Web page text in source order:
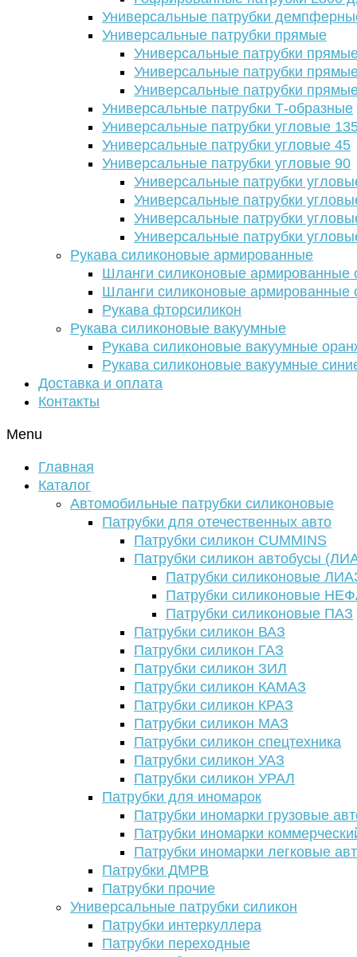
Универсальные патрубки
Универсальные патрубки прямые
Универсальные патрубки
Универсальные патрубки
Универсальные патрубки
Универсальные патрубки Т-образные
Универсальные патрубки угловые
Универсальные патрубки угловые 45
Универсальные патрубки угловые 90
Универсальные патрубки
Универсальные патрубки
Универсальные патрубки
Универсальные патрубки
Рукава силиконовые армированные
Шланги силиконовые армированные
Шланги силиконовые армированные
Рукава фторсиликон
Рукава силиконовые вакуумные
Рукава силиконовые вакуумные
Рукава силиконовые вакуумные
Доставка и оплата
Контакты
Menu
Главная
Каталог
Автомобильные патрубки силиконовые
Патрубки для отечественных авто
Патрубки силикон CUMMINS
Патрубки силикон автобусы
Патрубки силиконовые
Патрубки силиконовые
Патрубки силиконовые ПАЗ
Патрубки силикон ВАЗ
Патрубки силикон ГАЗ
Патрубки силикон ЗИЛ
Патрубки силикон КАМАЗ
Патрубки силикон КРАЗ
Патрубки силикон МАЗ
Патрубки силикон спецтехника
Патрубки силикон УАЗ
Патрубки силикон УРАЛ
Патрубки для иномарок
Патрубки иномарки грузовые
Патрубки иномарки
Патрубки иномарки легковые
Патрубки ДМРВ
Патрубки прочие
Универсальные патрубки силикон
Патрубки интеркуллера
Патрубки переходные